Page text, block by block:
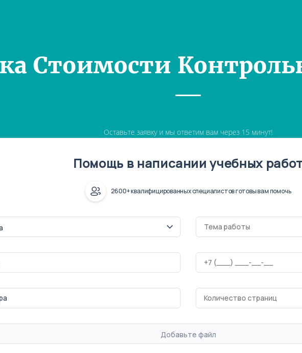
Стоимости
Оставьте заявку и мы ответим вам через 15 минут!
Помощь в написании учебных
2600+ квалифицированных специалистов готовы вам помочь
Добавьте файл